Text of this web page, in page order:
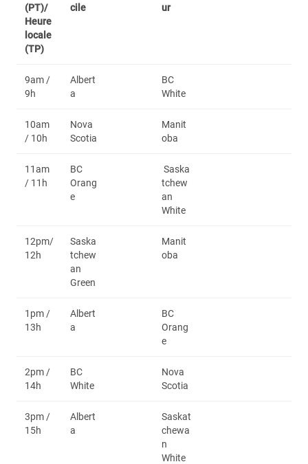
(PT)/
Heure
locale
(TP)
cile
ur
9am /
9h
Albert
a
BC
White
10am
/ 10h
Nova
Scotia
Manit
oba
11am
/ 11h
BC
Orang
e
Saska
tchew
an
White
12pm/
12h
Saska
tchew
an
Green
Manit
oba
1pm /
13h
Albert
a
BC
Orang
e
2pm /
14h
BC
White
Nova
Scotia
3pm /
15h
Albert
a
Saskat
chewa
n
White